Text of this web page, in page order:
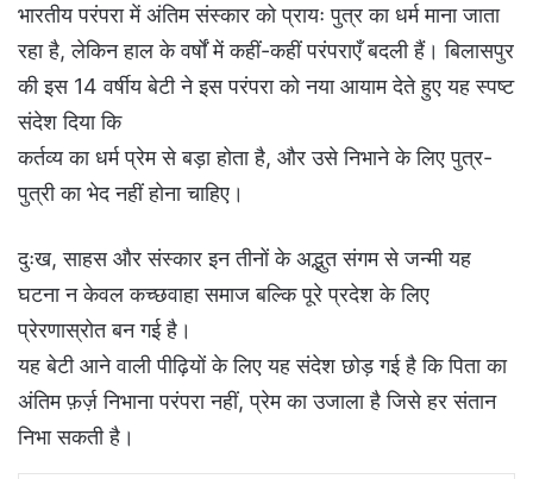
भारतीय परंपरा में अंतिम संस्कार को प्रायः पुत्र का धर्म माना जाता
रहा है, लेकिन हाल के वर्षों में कहीं-कहीं परंपराएँ बदली हैं। बिलासपुर
की इस 14 वर्षीय बेटी ने इस परंपरा को नया आयाम देते हुए यह स्पष्ट
संदेश दिया कि
कर्तव्य का धर्म प्रेम से बड़ा होता है, और उसे निभाने के लिए पुत्र-
पुत्री का भेद नहीं होना चाहिए।
दुःख, साहस और संस्कार इन तीनों के अद्भुत संगम से जन्मी यह
घटना न केवल कच्छवाहा समाज बल्कि पूरे प्रदेश के लिए
प्रेरणास्रोत बन गई है।
यह बेटी आने वाली पीढ़ियों के लिए यह संदेश छोड़ गई है कि पिता का
अंतिम फ़र्ज़ निभाना परंपरा नहीं, प्रेम का उजाला है जिसे हर संतान
निभा सकती है।